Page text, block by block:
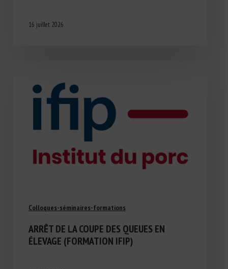
16 juillet 2026
Colloques-séminaires-formations
ARRÊT DE LA COUPE DES QUEUES EN
ÉLEVAGE (FORMATION IFIP)